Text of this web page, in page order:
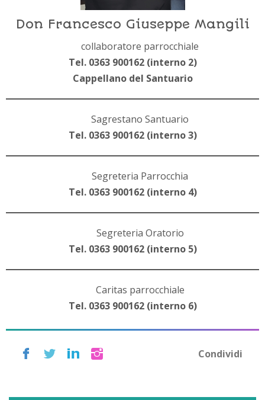
Don Francesco Giuseppe Mangili
collaboratore parrocchiale
Tel. 0363 900162 (interno 2)
Cappellano del Santuario
Sagrestano Santuario
Tel. 0363 900162 (interno 3)
Segreteria Parrocchia
Tel. 0363 900162 (interno 4)
Segreteria Oratorio
Tel. 0363 900162 (interno 5)
Caritas parrocchiale
Tel. 0363 900162 (interno 6)
Condividi